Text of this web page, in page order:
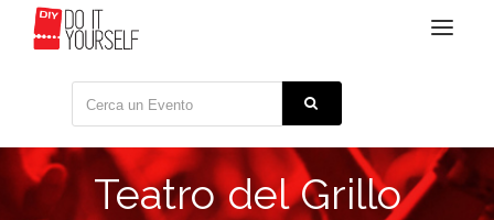
Toggle
Teatro del Grillo